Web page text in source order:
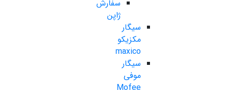
سفارش
ژاپن
سیگار
مکزیکو
maxico
سیگار
موفی